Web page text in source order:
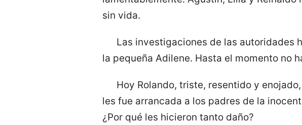
sin vida.
Las investigaciones de las autoridades
la pequeña Adilene. Hasta el momento no
Hoy Rolando, triste, resentido y
les fue arrancada a los padres de la
¿Por qué les hicieron tanto daño?